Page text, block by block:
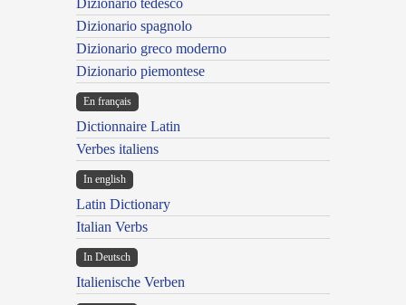
Dizionario tedesco
Dizionario spagnolo
Dizionario greco moderno
Dizionario piemontese
En français
Dictionnaire Latin
Verbes italiens
In english
Latin Dictionary
Italian Verbs
In Deutsch
Italienische Verben